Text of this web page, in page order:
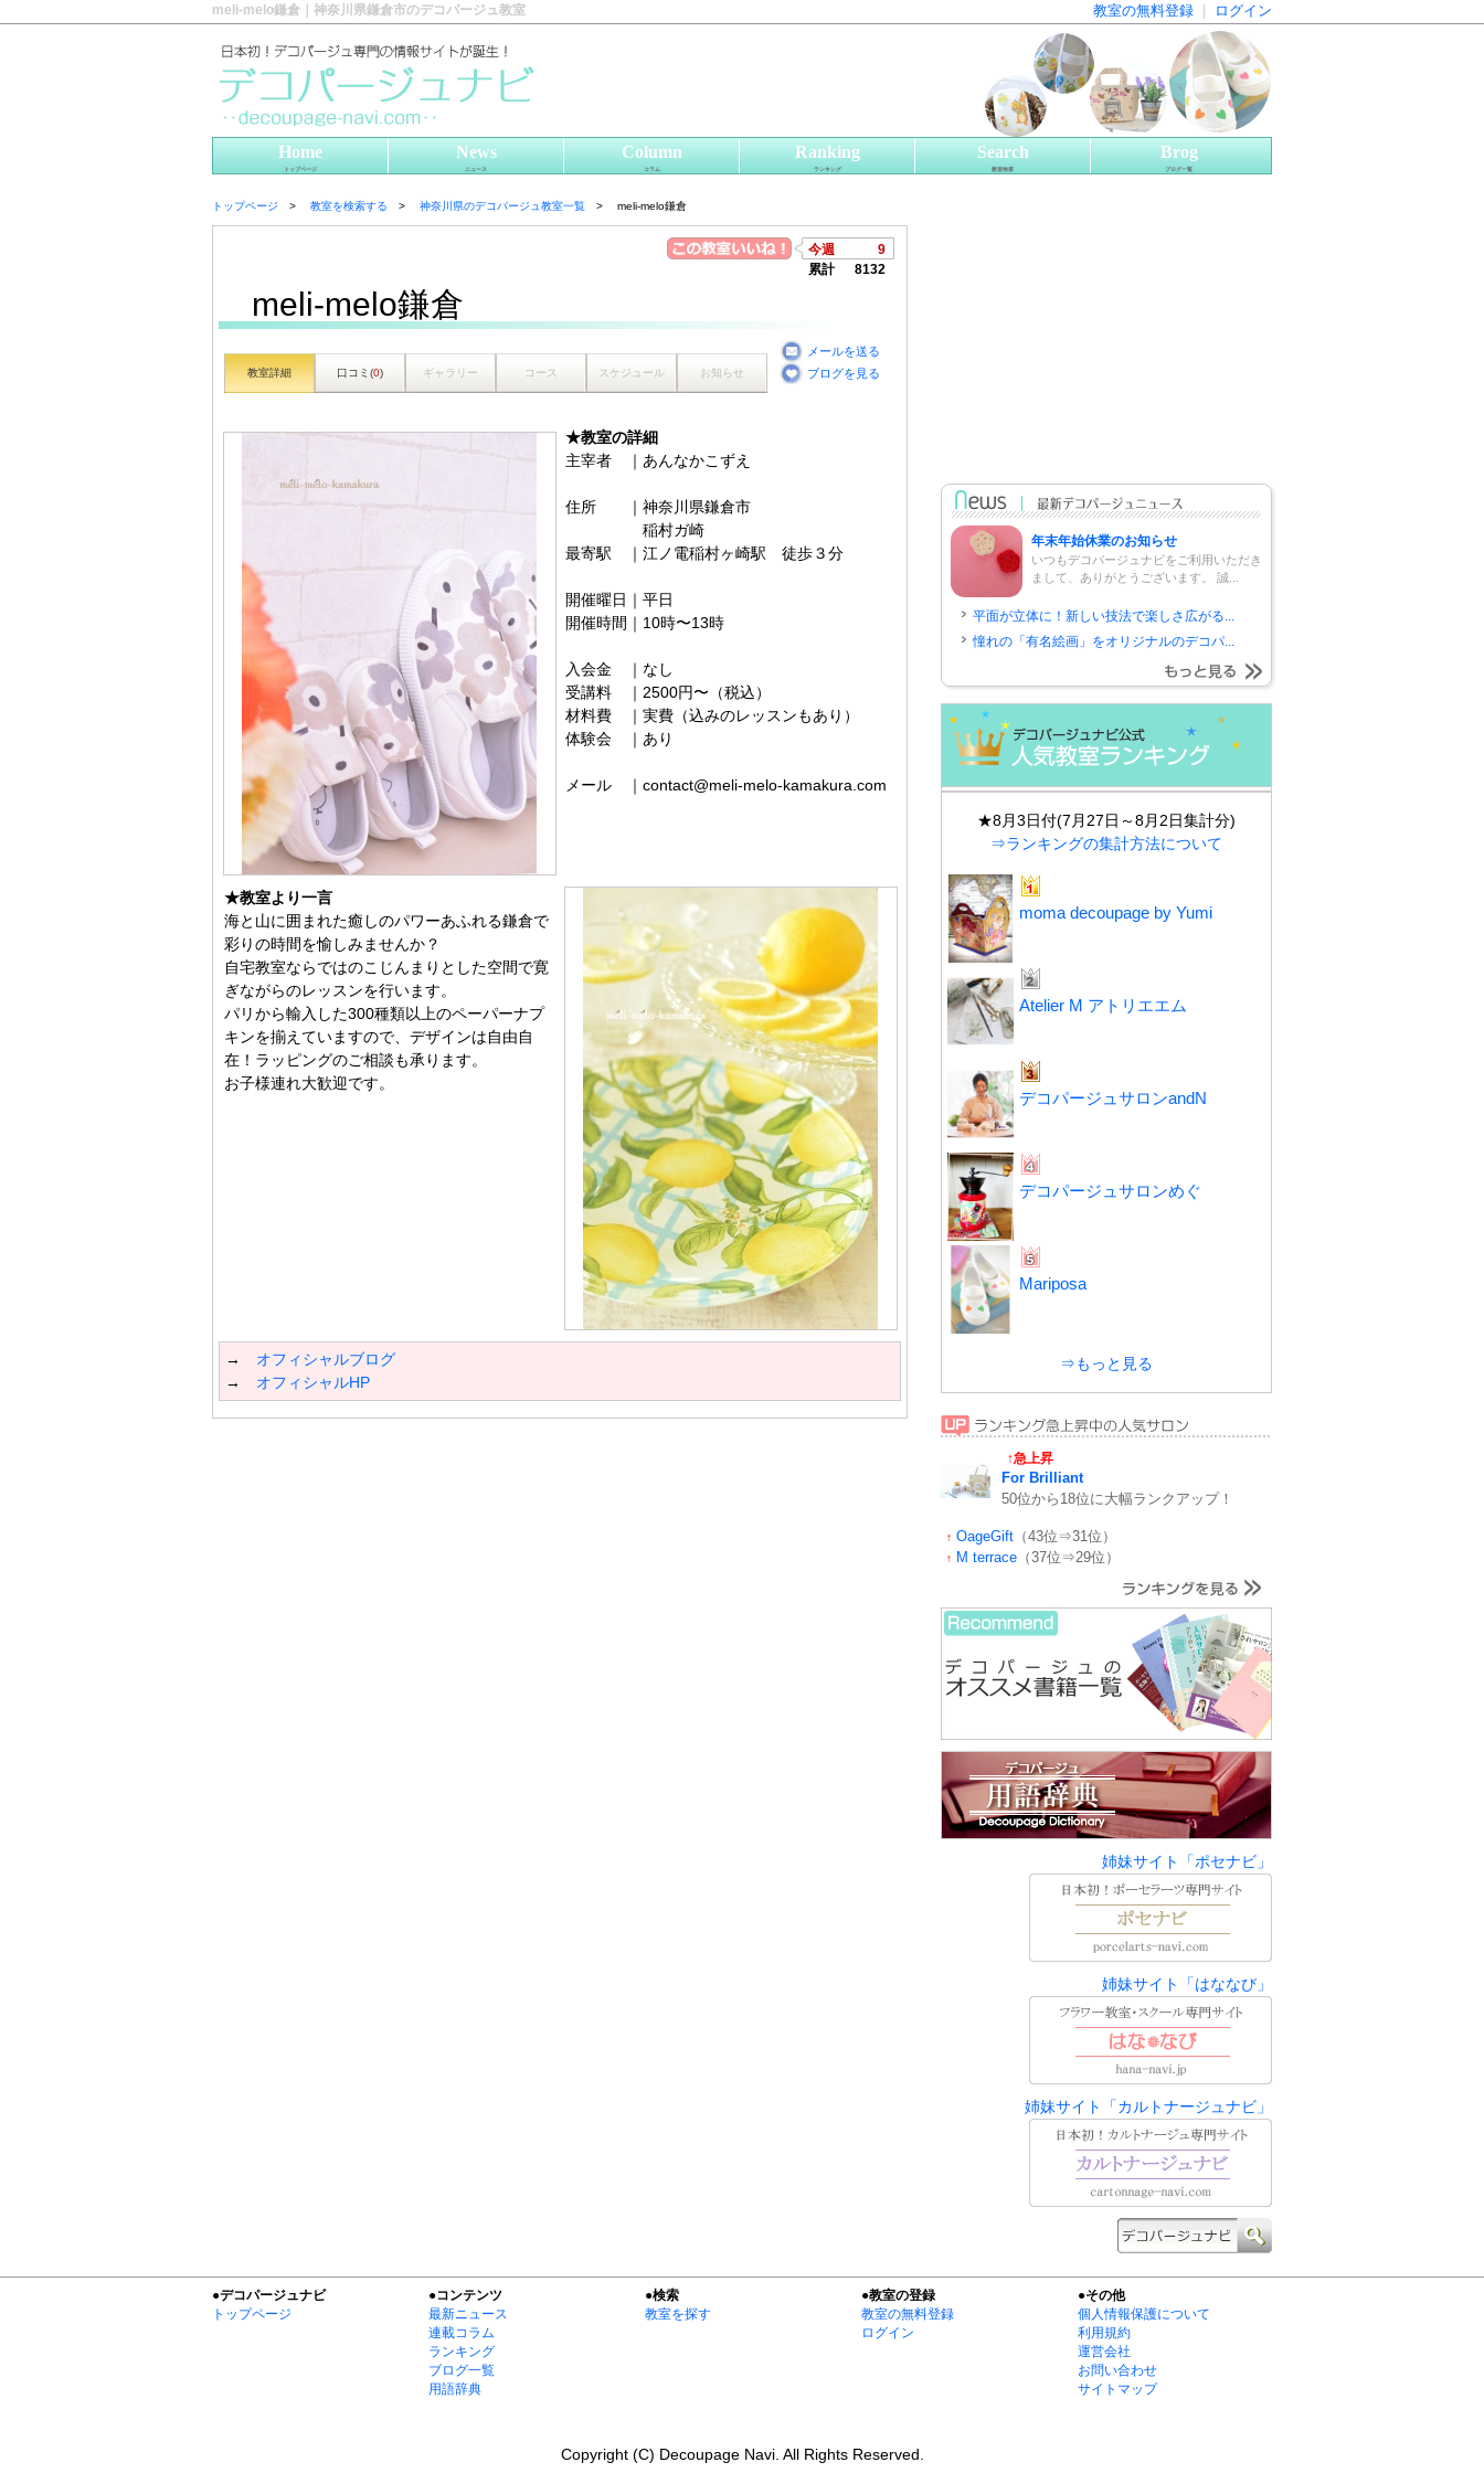
meli-melo鎌倉｜神奈川県鎌倉市のデコパージュ教室 ログイン
教室の無料登録
Home
トップページ
News
ニュース
Column
コラム
Ranking
ランキング
Search
教室検索
Brog
ブログ一覧
トップページ 教室を検索する 神奈川県のデコパージュ教室一覧 meli-melo鎌倉
今週
9
累計
8132
meli-melo鎌倉
教室詳細 口コミ(0) ギャラリー コース スケジュール お知らせ
メールを送る
ブログを見る
★教室の詳細
主宰者 ｜あんなかこずえ
住所 ｜神奈川県鎌倉市
稲村ガ崎
最寄駅 ｜江ノ電稲村ヶ崎駅 徒歩３分
開催曜日｜平日
開催時間｜10時〜13時
入会金 ｜なし
受講料 ｜2500円〜（税込）
材料費 ｜実費（込みのレッスンもあり）
体験会 ｜あり
メール ｜contact@meli-melo-kamakura.com
★教室より一言
海と山に囲まれた癒しのパワーあふれる鎌倉で
彩りの時間を愉しみませんか？
自宅教室ならではのこじんまりとした空間で寛
ぎながらのレッスンを行います。
パリから輸入した300種類以上のペーパーナプ
キンを揃えていますので、デザインは自由自
在！ラッピングのご相談も承ります。
お子様連れ大歓迎です。
→ オフィシャルブログ
→ オフィシャルHP
年末年始休業のお知らせ
いつもデコパージュナビをご利用いただき
まして、ありがとうございます。 誠...
平面が立体に！新しい技法で楽しさ広がる...
憧れの「有名絵画」をオリジナルのデコパ...
★8月3日付(7月27日～8月2日集計分)
⇒ランキングの集計方法について
moma decoupage by Yumi
Atelier M アトリエエム
デコパージュサロンandN
デコパージュサロンめぐ
Mariposa
⇒もっと見る
↑急上昇
For Brilliant
50位から18位に大幅ランクアップ！
↑ OageGift （43位⇒31位）
↑ M terrace （37位⇒29位）
姉妹サイト「ポセナビ」
姉妹サイト「はななび」
姉妹サイト「カルトナージュナビ」
●デコパージュナビ
トップページ
●コンテンツ
最新ニュース
連載コラム
ランキング
ブログ一覧
用語辞典
●検索
教室を探す
●教室の登録
教室の無料登録
ログイン
●その他
個人情報保護について
利用規約
運営会社
お問い合わせ
サイトマップ
Copyright (C) Decoupage Navi. All Rights Reserved.